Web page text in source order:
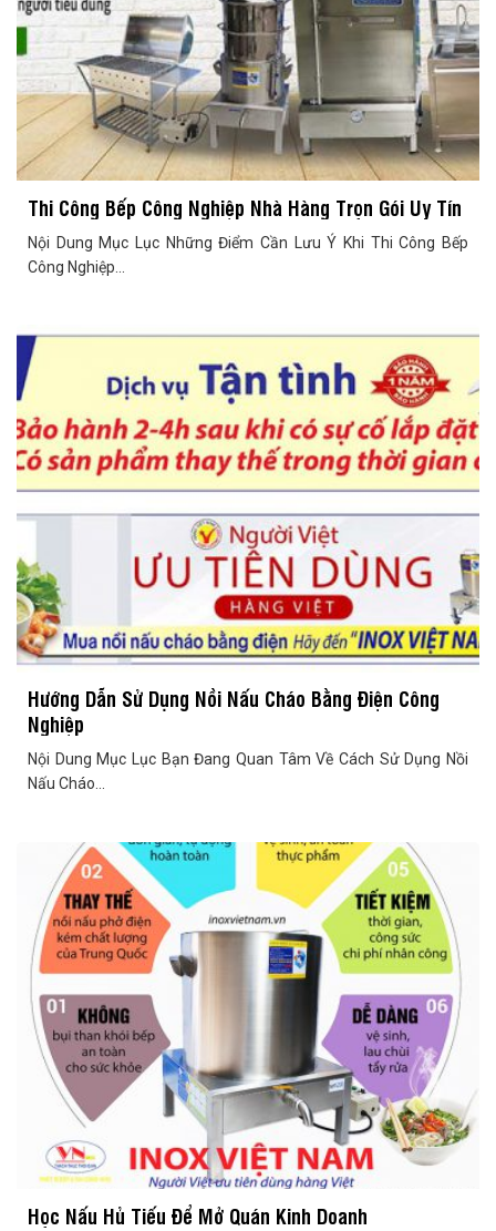
Thi Công Bếp Công Nghiệp Nhà Hàng Trọn Gói Uy Tín
Nội Dung Mục Lục Những Điểm Cần Lưu Ý Khi Thi Công Bếp
Công Nghiệp...
Hướng Dẫn Sử Dụng Nồi Nấu Cháo Bằng Điện Công
Nghiệp
Nội Dung Mục Lục Bạn Đang Quan Tâm Về Cách Sử Dụng Nồi
Nấu Cháo...
Học Nấu Hủ Tiếu Để Mở Quán Kinh Doanh